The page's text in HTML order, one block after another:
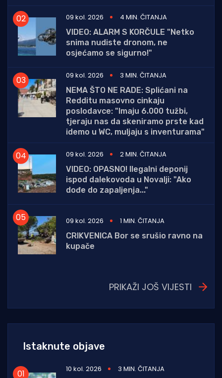
09 kol. 2026
4 MIN. ČITANJA
VIDEO: ALARM S KORČULE "Netko
snima nudiste dronom, ne
osjećamo se sigurno!"
09 kol. 2026
3 MIN. ČITANJA
NEMA ŠTO NE RADE: Splićani na
Redditu masovno cinkaju
poslodavce: "Imaju 6.000 tužbi,
tjeraju nas da skeniramo prste kad
idemo u WC, muljaju s inventurama"
09 kol. 2026
2 MIN. ČITANJA
VIDEO: OPASNO! Ilegalni deponij
ispod dalekovoda u Novalji: "Ako
dođe do zapaljenja..."
09 kol. 2026
1 MIN. ČITANJA
CRIKVENICA Bor se srušio ravno na
kupače
PRIKAŽI JOŠ VIJESTI
Istaknute objave
10 kol. 2026
3 MIN. ČITANJA